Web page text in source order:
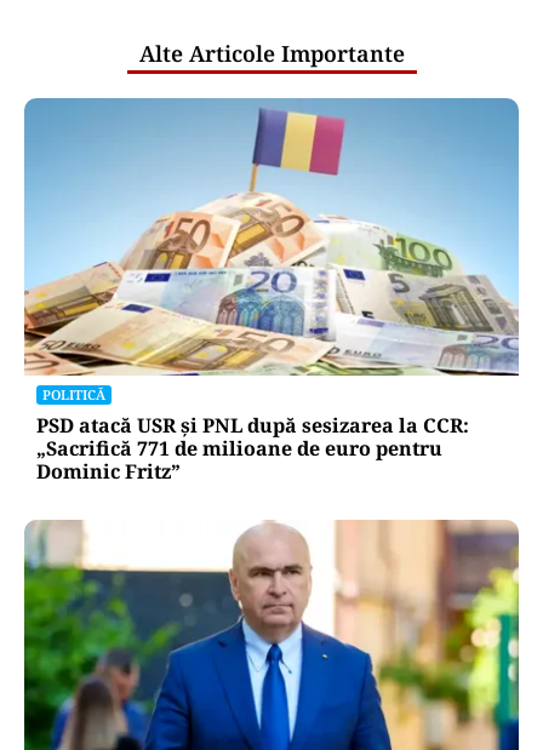
Alte Articole Importante
POLITICĂ
PSD atacă USR și PNL după sesizarea la CCR:
„Sacrifică 771 de milioane de euro pentru
Dominic Fritz”